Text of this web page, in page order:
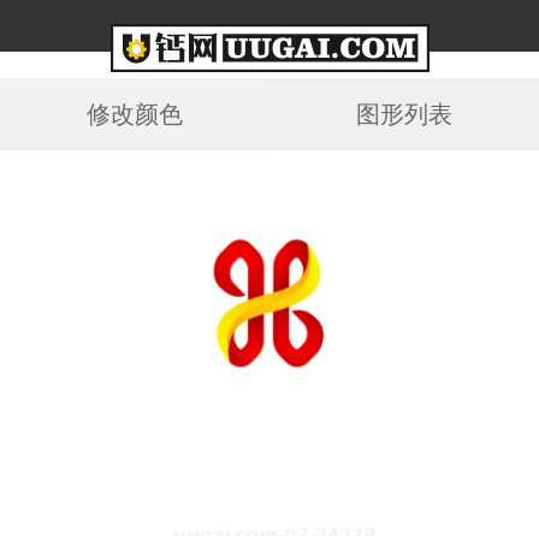
修改颜色 图形列表